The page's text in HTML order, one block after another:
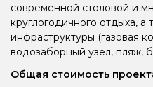
современной столовой и
круглогодичного отдыха,
инфраструктуры (газовая
водозаборный узел, пляж,
Общая стоимость